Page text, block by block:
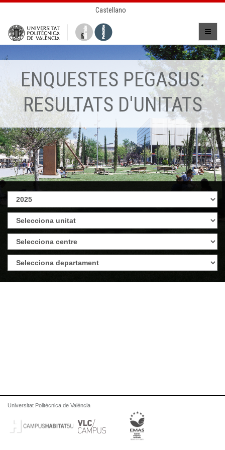
Castellano
ENQUESTES PEGASUS:
RESULTATS D'UNITATS
Universitat Politècnica de València